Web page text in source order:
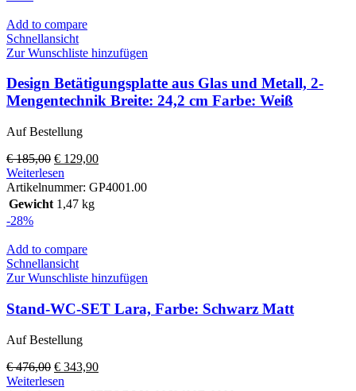
Add to compare
Schnellansicht
Zur Wunschliste hinzufügen
Design Betätigungsplatte aus Glas und Metall, 2-
Mengentechnik Breite: 24,2 cm Farbe: Weiß
Auf Bestellung
€185,00 Ursprünglicher
Preis
war:
€ 185,00
€ 129,00Aktueller
ist:
Weiterlesen
Artikelnummer: GP4001.00
Gewicht 1,47 kg
-28%
Add to compare
Schnellansicht
Zur Wunschliste hinzufügen
Stand-WC-SET Lara, Farbe: Schwarz Matt
Auf Bestellung
€476,00 Ursprünglicher
Preis
€ 343,90Aktueller
Weiterlesen